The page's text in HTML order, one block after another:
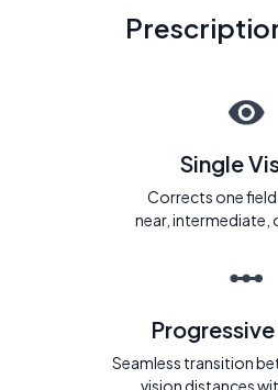
Single
Corrects one
near, intermediate,
Seamless transition
vision distances